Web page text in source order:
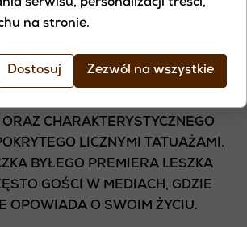
ORAZ CHARAKTERYSTYCZNEGO
LICZNYMI TATUAŻAMI.
BYŁEGO PREMIERA LESZKA
GOŚCI W MEDIACH, GDZIE
OPOWIADA O SWOIM ŻYCIU.
serwisu, personalizacji treści,
na stronie.
Dostosuj Zezwól na wszystkie